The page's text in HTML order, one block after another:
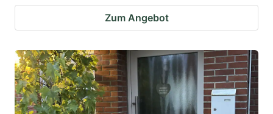
Zum Angebot